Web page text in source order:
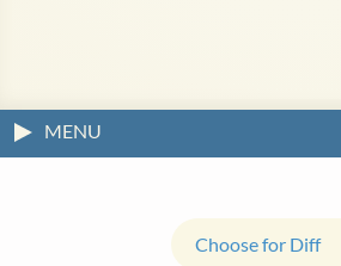
MENU
Choose for Diff